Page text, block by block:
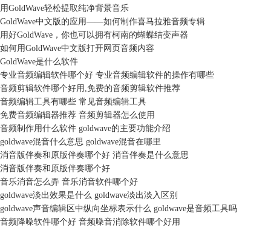
用GoldWave轻松提取纯净背景音乐
GoldWave中文版的应用——如何制作喜马拉雅音频专辑
用好GoldWave，你也可以拥有柯南的蝴蝶结变声器
如何用GoldWave中文版打开网页音频内容
GoldWave是什么软件
专业音频编辑软件哪个好 专业音频编辑软件的操作有哪些
音频剪辑软件哪个好用,免费的音频剪辑软件推荐
音频编辑工具有哪些 常见音频编辑工具
免费音频编辑器推荐 音频剪辑器怎么使用
音频制作用什么软件 goldwave的主要功能介绍
goldwave混音什么意思 goldwave混音在哪里
消音版伴奏和原版伴奏哪个好 消音伴奏是什么意思
消音版伴奏和原版伴奏哪个好
音乐消音怎么弄 音乐消音软件哪个好
goldwave淡出效果是什么 goldwave淡出淡入区别
goldwave声音编辑区中纵向坐标表示什么 goldwave是音频工具吗
音频降噪软件哪个好 音频噪音消除软件哪个好用